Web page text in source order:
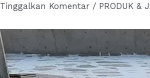
Tinggalkan Komentar / PRODUK &